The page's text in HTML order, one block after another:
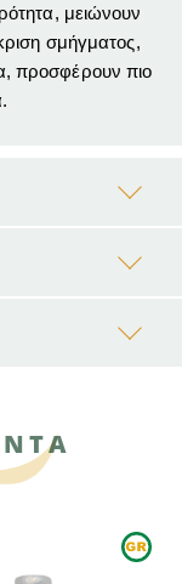
μειώνουν
σμήγματος,
προσφέρουν πιο